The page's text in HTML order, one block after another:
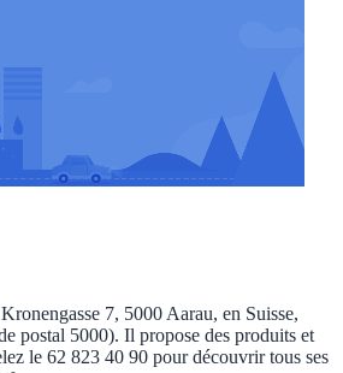
7, 5000 Aarau, en Suisse,
postal 5000). Il propose des produits et
le 62 823 40 90 pour découvrir tous ses